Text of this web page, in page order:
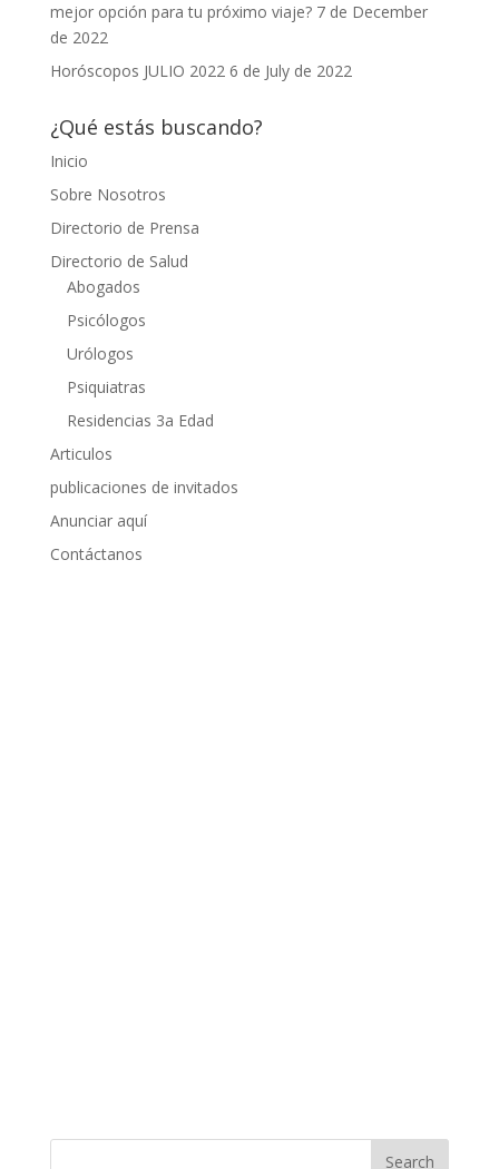
mejor opción para tu próximo viaje? 7 de December
de 2022
Horóscopos JULIO 2022 6 de July de 2022
¿Qué estás buscando?
Inicio
Sobre Nosotros
Directorio de Prensa
Directorio de Salud
Abogados
Psicólogos
Urólogos
Psiquiatras
Residencias 3a Edad
Articulos
publicaciones de invitados
Anunciar aquí
Contáctanos